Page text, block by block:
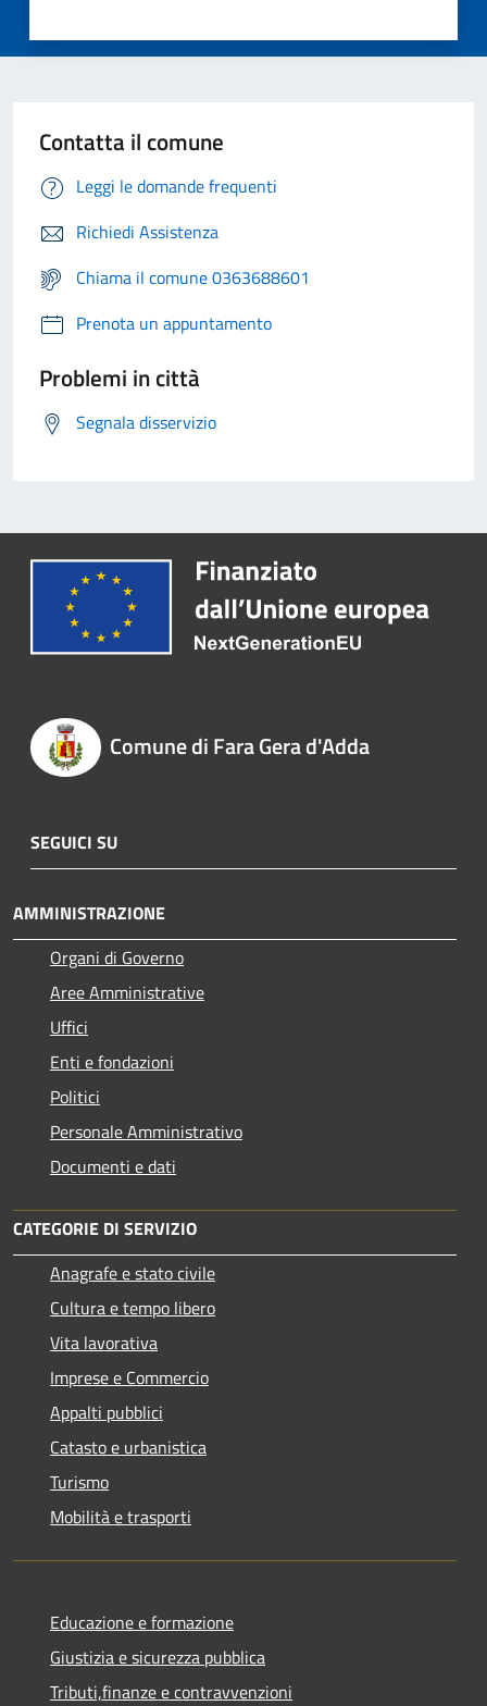
Contatta il comune
Leggi le domande frequenti
Richiedi Assistenza
Chiama il comune 0363688601
Prenota un appuntamento
Problemi in città
Segnala disservizio
Comune di Fara Gera d'Adda
SEGUICI SU
AMMINISTRAZIONE
Organi di Governo
Aree Amministrative
Uffici
Enti e fondazioni
Politici
Personale Amministrativo
Documenti e dati
CATEGORIE DI SERVIZIO
Anagrafe e stato civile
Cultura e tempo libero
Vita lavorativa
Imprese e Commercio
Appalti pubblici
Catasto e urbanistica
Turismo
Mobilità e trasporti
Educazione e formazione
Giustizia e sicurezza pubblica
Tributi,finanze e contravvenzioni